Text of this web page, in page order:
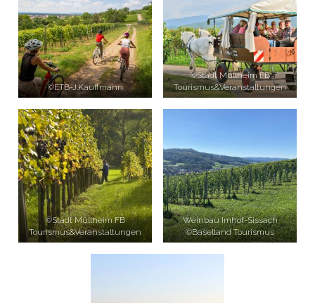
©ETB-J.Kauffmann
©Stadt Müllheim FB
Tourismus&Veranstaltungen
©Stadt Müllheim FB
Tourismus&Veranstaltungen
Weinbau Imhof-Sissach
©Baselland Tourismus